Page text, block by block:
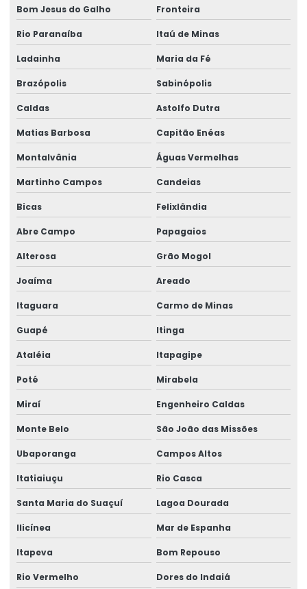
Bom Jesus do Galho Fronteira
Rio Paranaíba Itaú de Minas
Ladainha Maria da Fé
Brazópolis Sabinópolis
Caldas Astolfo Dutra
Matias Barbosa Capitão Enéas
Montalvânia Águas Vermelhas
Martinho Campos Candeias
Bicas Felixlândia
Abre Campo Papagaios
Alterosa Grão Mogol
Joaíma Areado
Itaguara Carmo de Minas
Guapé Itinga
Ataléia Itapagipe
Poté Mirabela
Miraí Engenheiro Caldas
Monte Belo São João das Missões
Ubaporanga Campos Altos
Itatiaiuçu Rio Casca
Santa Maria do Suaçuí Lagoa Dourada
Ilicínea Mar de Espanha
Itapeva Bom Repouso
Rio Vermelho Dores do Indaiá